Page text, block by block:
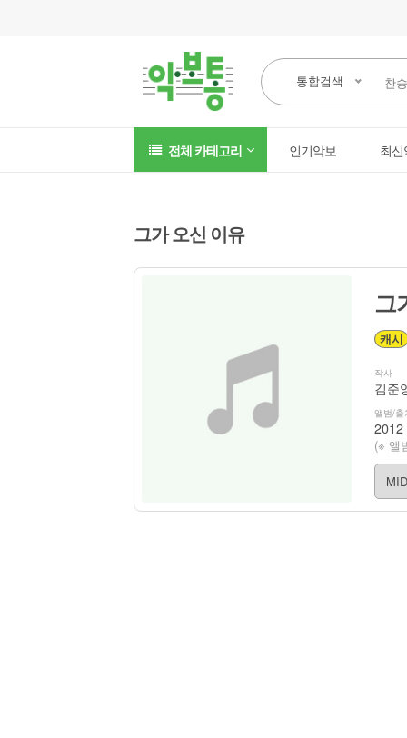
통합검색
전체 카테고리 인기악보 최
그가 오신 이유
그
캐시
작사
김준
앨범/출
(※ 앨